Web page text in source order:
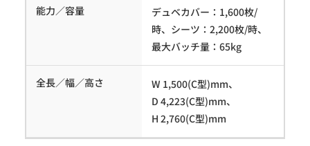
能力／容量
デュベカバー：1,600枚/
時、シーツ：2,200枚/時、
最大バッチ量：65kg
全長／幅／高さ
W 1,500(C型)mm、
D 4,223(C型)mm、
H 2,760(C型)mm